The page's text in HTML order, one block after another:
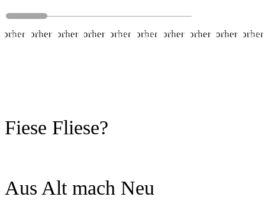
Nachher
Vorher
Nachher
Vorher
Nachher
Vorher
Nachher
Vorher
Nachher
Vorher
Nachher
Vorher
Nachher
Vorher
Nachher
Vorher
Nachher
Vorher
Fiese Fliese?
Aus Alt mach Neu